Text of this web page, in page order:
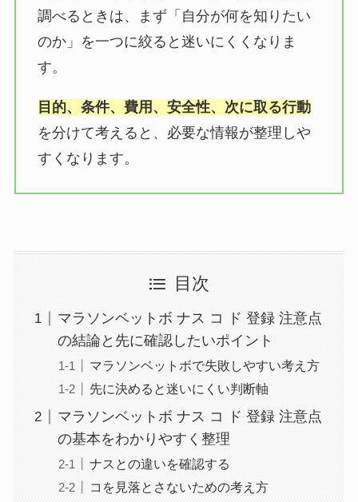
調べるときは、まず「自分が何を知りたい
のか」を一つに絞ると迷いにくくなりま
す。
目的、条件、費用、安全性、次に取る行動
を分けて考えると、必要な情報が整理しや
すくなります。
目次
マラソンベットボ ナス コ ド 登録 注意点
の結論と先に確認したいポイント
マラソンベットボで失敗しやすい考え方
先に決めると迷いにくい判断軸
マラソンベットボ ナス コ ド 登録 注意点
の基本をわかりやすく整理
ナスとの違いを確認する
コを見落とさないための考え方